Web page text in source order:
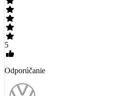
5
Odporúčanie